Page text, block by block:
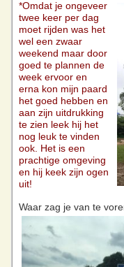
*Omdat je ongeveer
twee keer per dag
moet rijden was het
wel een zwaar
weekend maar door
goed te plannen de
week ervoor en
erna kon mijn paard
het goed hebben en
aan zijn uitdrukking
te zien leek hij het
nog leuk te vinden
ook. Het is een
prachtige omgeving
en hij keek zijn ogen
uit!
Waar zag je van te